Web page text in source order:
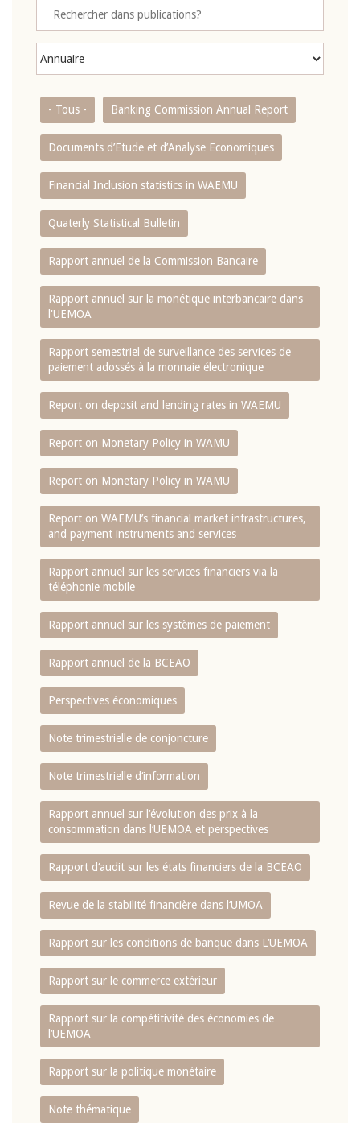
- Tous - Banking Commission Annual Report
Documents d’Etude et d’Analyse Economiques
Financial Inclusion statistics in WAEMU
Quaterly Statistical Bulletin
Rapport annuel de la Commission Bancaire
Rapport annuel sur la monétique interbancaire dans
l'UEMOA
Rapport semestriel de surveillance des services de
paiement adossés à la monnaie électronique
Report on deposit and lending rates in WAEMU
Report on Monetary Policy in WAMU
Report on Monetary Policy in WAMU
Report on WAEMU’s financial market infrastructures,
and payment instruments and services
Rapport annuel sur les services financiers via la
téléphonie mobile
Rapport annuel sur les systèmes de paiement
Rapport annuel de la BCEAO
Perspectives économiques
Note trimestrielle de conjoncture
Note trimestrielle d‘information
Rapport annuel sur l‘évolution des prix à la
consommation dans l‘UEMOA et perspectives
Rapport d‘audit sur les états financiers de la BCEAO
Revue de la stabilité financière dans l‘UMOA
Rapport sur les conditions de banque dans L‘UEMOA
Rapport sur le commerce extérieur
Rapport sur la compétitivité des économies de
l‘UEMOA
Rapport sur la politique monétaire
Note thématique